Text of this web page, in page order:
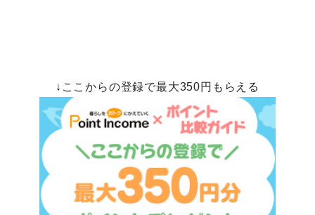
↓ここからの登録で最大350円もらえる